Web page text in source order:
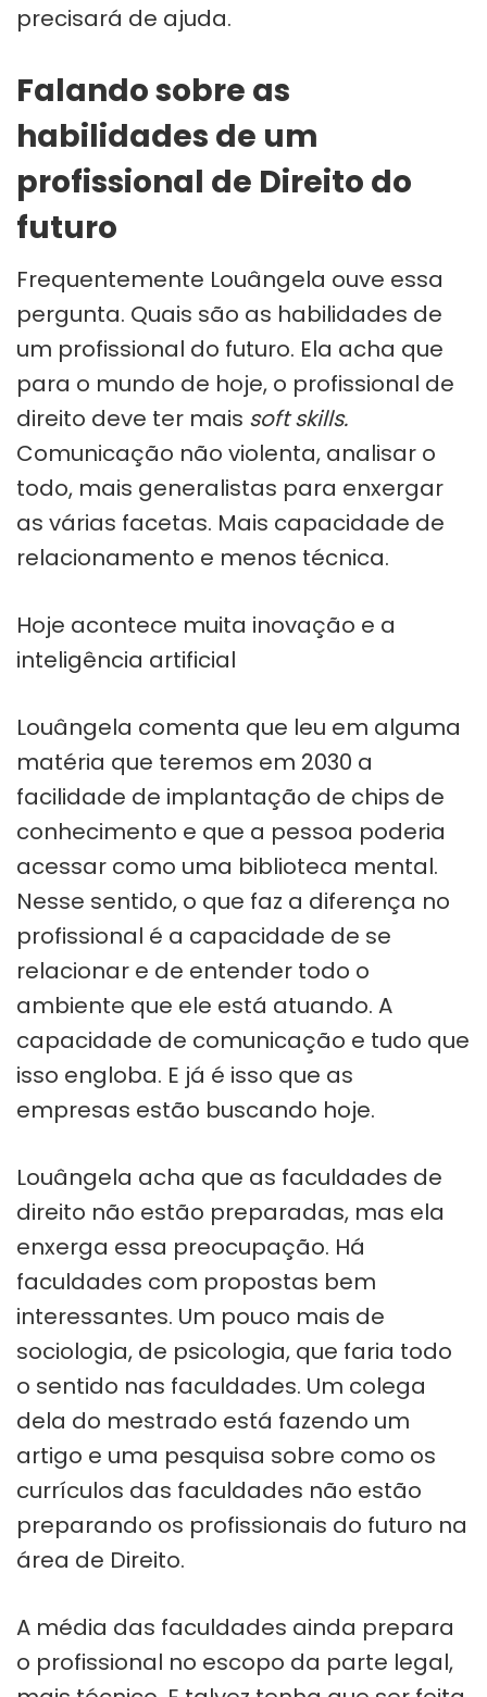
precisará de ajuda.
Falando sobre as
habilidades de um
profissional de Direito do
futuro
Frequentemente Louângela ouve essa
pergunta. Quais são as habilidades de
um profissional do futuro. Ela acha que
para o mundo de hoje, o profissional de
direito deve ter mais soft skills.
Comunicação não violenta, analisar o
todo, mais generalistas para enxergar
as várias facetas. Mais capacidade de
relacionamento e menos técnica.
Hoje acontece muita inovação e a
inteligência artificial
Louângela comenta que leu em alguma
matéria que teremos em 2030 a
facilidade de implantação de chips de
conhecimento e que a pessoa poderia
acessar como uma biblioteca mental.
Nesse sentido, o que faz a diferença no
profissional é a capacidade de se
relacionar e de entender todo o
ambiente que ele está atuando. A
capacidade de comunicação e tudo que
isso engloba. E já é isso que as
empresas estão buscando hoje.
Louângela acha que as faculdades de
direito não estão preparadas, mas ela
enxerga essa preocupação. Há
faculdades com propostas bem
interessantes. Um pouco mais de
sociologia, de psicologia, que faria todo
o sentido nas faculdades. Um colega
dela do mestrado está fazendo um
artigo e uma pesquisa sobre como os
currículos das faculdades não estão
preparando os profissionais do futuro na
área de Direito.
A média das faculdades ainda prepara
o profissional no escopo da parte legal,